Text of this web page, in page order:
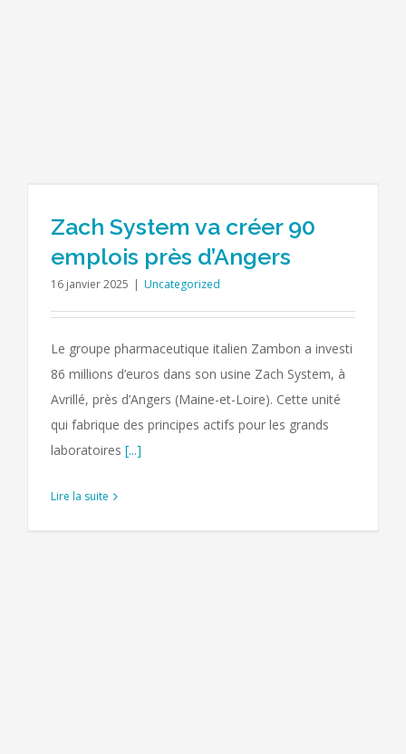
Zach System va créer 90
emplois près d’Angers
16 janvier 2025 | Uncategorized
Le groupe pharmaceutique italien Zambon a investi
86 millions d’euros dans son usine Zach System, à
Avrillé, près d’Angers (Maine-et-Loire). Cette unité
qui fabrique des principes actifs pour les grands
laboratoires [...]
Lire la suite